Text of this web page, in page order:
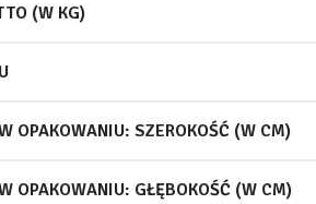
(W KG)
OPAKOWANIU: SZEROKOŚĆ (W CM)
OPAKOWANIU: GŁĘBOKOŚĆ (W CM)